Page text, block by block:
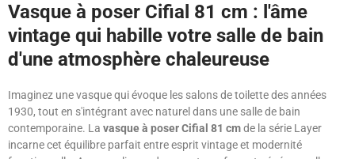
Vasque à poser Cifial 81 cm : l'âme
vintage qui habille votre salle de bain
d'une atmosphère chaleureuse
Imaginez une vasque qui évoque les salons de toilette des années
1930, tout en s'intégrant avec naturel dans une salle de bain
contemporaine. La vasque à poser Cifial 81 cmde la série Layer
incarne cet équilibre parfait entre esprit vintage et modernité